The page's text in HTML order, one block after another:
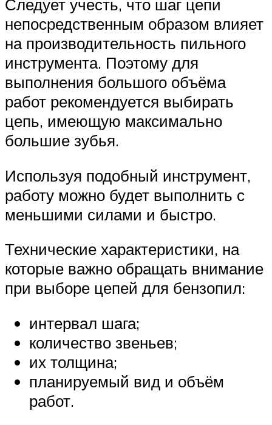
Следует учесть, что шаг цепи
непосредственным образом влияет
на производительность пильного
инструмента. Поэтому для
выполнения большого объёма
работ рекомендуется выбирать
цепь, имеющую максимально
большие зубья.
Используя подобный инструмент,
работу можно будет выполнить с
меньшими силами и быстро.
Технические характеристики, на
которые важно обращать внимание
при выборе цепей для бензопил:
интервал шага;
количество звеньев;
их толщина;
планируемый вид и объём
работ.